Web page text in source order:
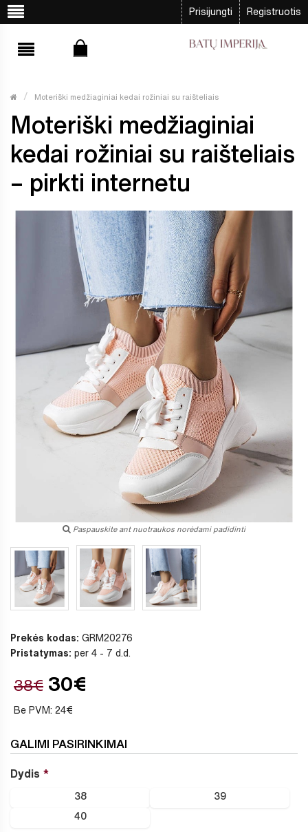
Prisijungti Registruotis
Moteriški medžiaginiai kedai rožiniai su raišteliais
Moteriški medžiaginiai
kedai rožiniai su raišteliais
– pirkti internetu
Paspauskite ant nuotraukos norėdami padidinti
Prekės kodas: GRM20276
Pristatymas: per 4 - 7 d.d.
38€ 30€
Be PVM: 24€
GALIMI PASIRINKIMAI
Dydis
38 39
40